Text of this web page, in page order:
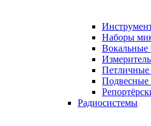
Наборы
Подвесные
Радиосистемы